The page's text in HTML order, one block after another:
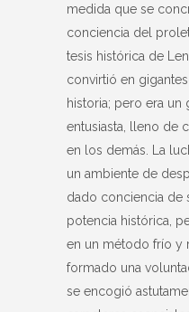
medida que se
conciencia del
tesis histórica de
convirtió en
historia; pero era un
entusiasta, lleno de
en los demás. La
un ambiente de
dado conciencia de
potencia histórica,
en un método frío y
formado una
se encogió